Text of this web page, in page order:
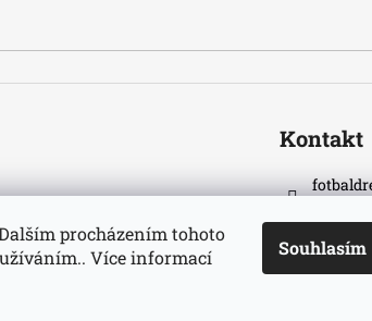
procházením tohoto
Více informací
Souhlasím
Kontakt